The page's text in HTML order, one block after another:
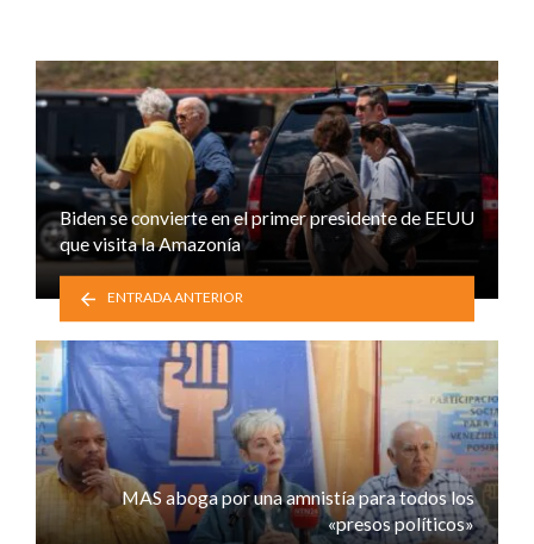
Biden se convierte en el primer presidente de EEUU
que visita la Amazonía
ENTRADA ANTERIOR
MAS aboga por una amnistía para todos los
«presos políticos»